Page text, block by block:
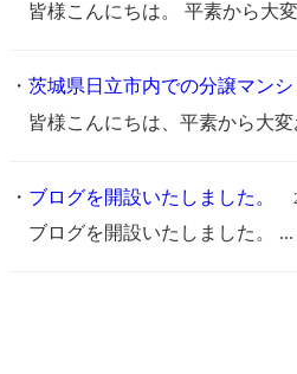
皆様こんにちは。 平素から大
・茨城県日立市内での分譲マン
皆様こんにちは、平素から大
・ ブログを開設いたしました。
ブログを開設いたしました。 ...